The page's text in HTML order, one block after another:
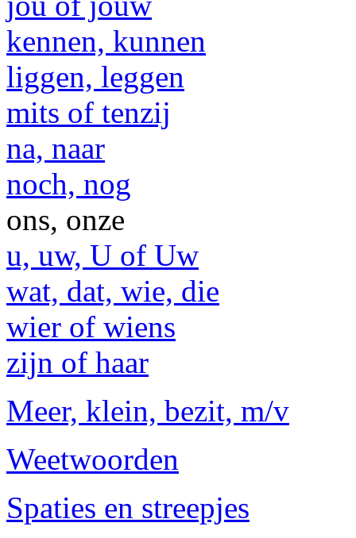
kennen, kunnen
liggen, leggen
mits of tenzij
na, naar
noch, nog
ons, onze
u, uw, U of Uw
wat, dat, wie, die
wier of wiens
zijn of haar
Meer, klein, bezit, m/v
Weetwoorden
Spaties en streepjes